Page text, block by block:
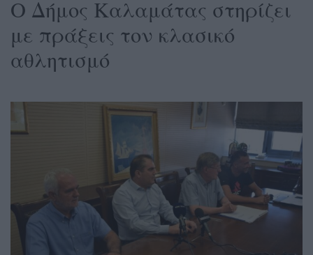
Ο Δήμος Καλαμάτας στηρίζει
με πράξεις τον κλασικό
αθλητισμό